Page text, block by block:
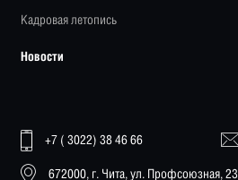
Кадровая летопись
Новости
+7 ( 3022) 38 46 66
672000, г. Чита, ул. Профсоюзная, 23